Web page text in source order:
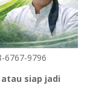
6767-9796
siap jadi